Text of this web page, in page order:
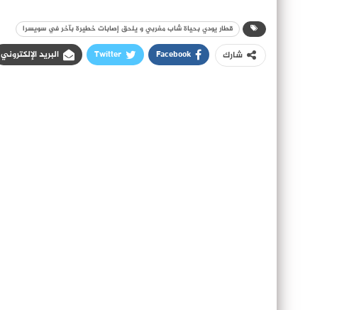
قطار يودي بحياة شاب مغربي و يلحق إصابات خطيرة بآخر في سويسرا
شارك Facebook
Twitter البريد الإلكتروني